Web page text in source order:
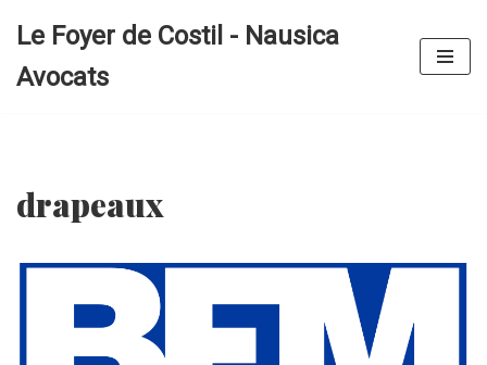
au
Le Foyer de Costil - Nausica
Avocats
drapeaux